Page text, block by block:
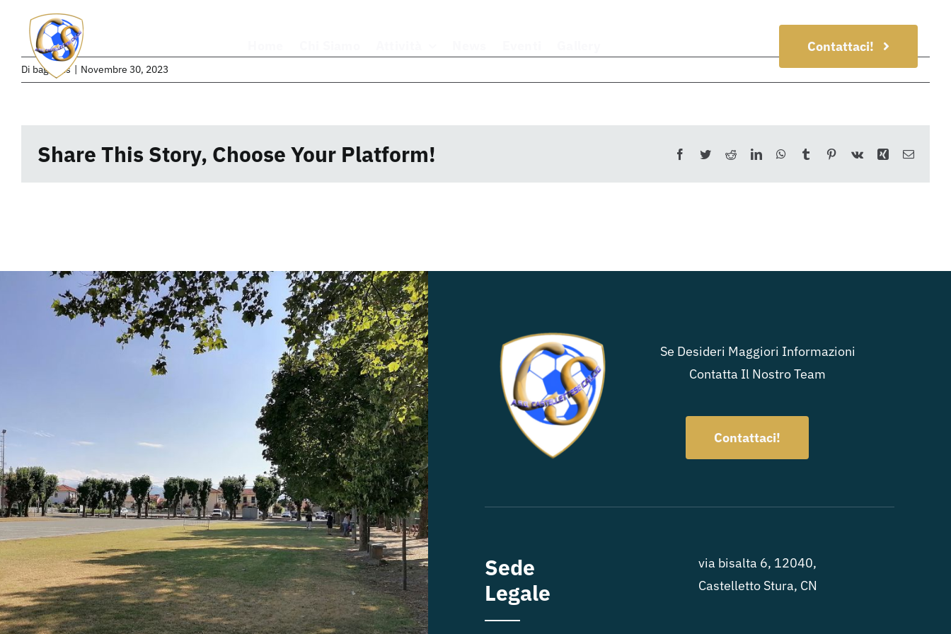
contenuto
Contattaci!
Di bagubits | Novembre 30, 2023
Share This Story, Choose Your Platform! Facebook
TwitterRedditLinkedInWhatsApp
TumblrPinterest
Vk Xing Email
Se Desideri Maggiori Informazioni
Contatta Il Nostro Team
Contattaci!
Sede
Legale
via bisalta 6, 12040,
Castelletto Stura, CN